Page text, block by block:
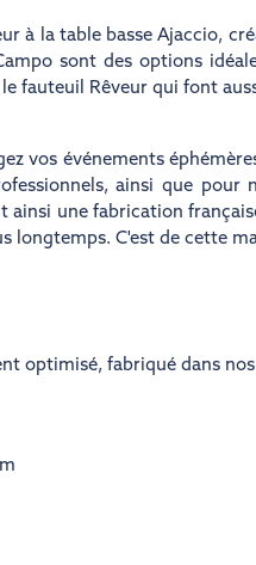
à la table basse Ajaccio,
sont des options
le fauteuil Rêveur qui font
vos événements
ainsi que
ainsi une fabrication
longtemps. C'est de cette
optimisé, fabriqué dans